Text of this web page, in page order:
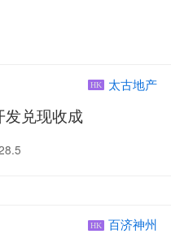
HK 太古地产
发兑现收成
HK 百济神州